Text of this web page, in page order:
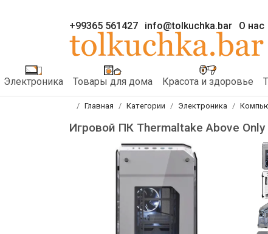
+99365 561427 info@tolkuchka.bar О нас
Электроника Товары для дома Красота и здоровье
Главная Категории Электроника
Игровой ПК Thermaltake Above Only